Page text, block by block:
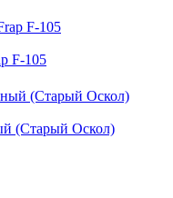
F-105
(Старый Оскол)